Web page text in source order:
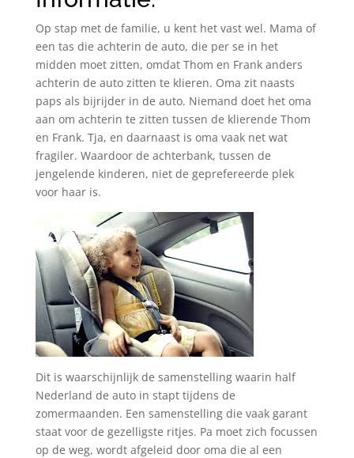
Op stap met de familie, u kent het vast wel. Mama of
een tas die achterin de auto, die per se in het
midden moet zitten, omdat Thom en Frank anders
achterin de auto zitten te klieren. Oma zit naasts
paps als bijrijder in de auto. Niemand doet het oma
aan om achterin te zitten tussen de klierende Thom
en Frank. Tja, en daarnaast is oma vaak net wat
fragiler. Waardoor de achterbank, tussen de
jengelende kinderen, niet de geprefereerde plek
voor haar is.
Dit is waarschijnlijk de samenstelling waarin half
Nederland de auto in stapt tijdens de
zomermaanden. Een samenstelling die vaak garant
staat voor de gezelligste ritjes. Pa moet zich focussen
op de weg, wordt afgeleid door oma die al een